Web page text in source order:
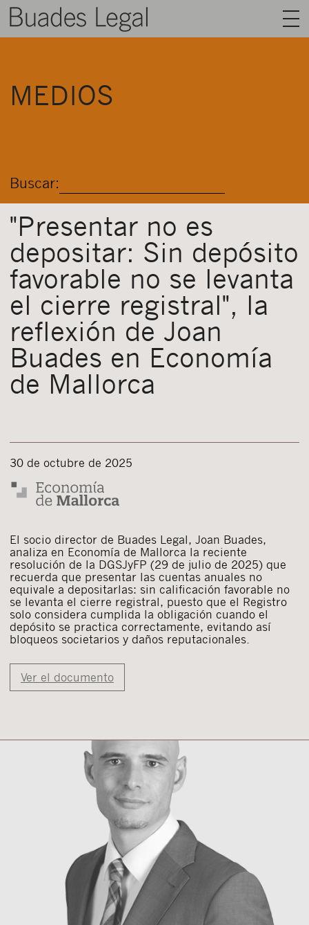
ESPAÑOL
MEDIOS
Buscar:
"Presentar no es
depositar: Sin depósito
favorable no se levanta
el cierre registral", la
reflexión de Joan
Buades en Economía
de Mallorca
30 de octubre de 2025
El socio director de Buades Legal, Joan Buades,
analiza en Economía de Mallorca la reciente
resolución de la DGSJyFP (29 de julio de 2025) que
recuerda que presentar las cuentas anuales no
equivale a depositarlas: sin calificación favorable no
se levanta el cierre registral, puesto que el Registro
solo considera cumplida la obligación cuando el
depósito se practica correctamente, evitando así
bloqueos societarios y daños reputacionales.
Ver el documento